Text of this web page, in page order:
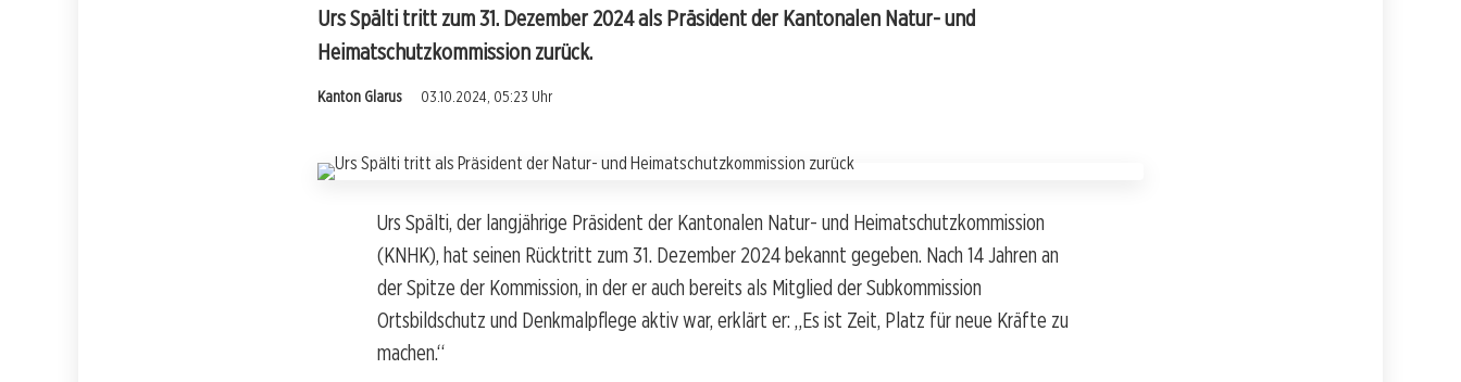
Urs Spälti tritt zum 31. Dezember 2024 als Präsident der Kantonalen Natur- und
Heimatschutzkommission zurück.
Kanton Glarus 03.10.2024, 05:23 Uhr
Urs Spälti, der langjährige Präsident der Kantonalen Natur- und Heimatschutzkommission
(KNHK), hat seinen Rücktritt zum 31. Dezember 2024 bekannt gegeben. Nach 14 Jahren an
der Spitze der Kommission, in der er auch bereits als Mitglied der Subkommission
Ortsbildschutz und Denkmalpflege aktiv war, erklärt er: „Es ist Zeit, Platz für neue Kräfte zu
machen.“